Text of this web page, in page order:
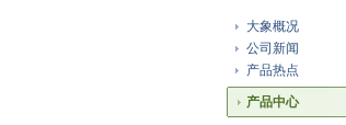
大象概况
公司新闻
产品热点
产品中心